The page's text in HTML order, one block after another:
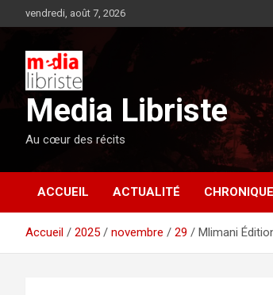
au
vendredi, août 7, 2026
Media Libriste
Au cœur des récits
ACCUEIL ACTUALITÉ
Accueil 2025 novembre 29 Mlimani